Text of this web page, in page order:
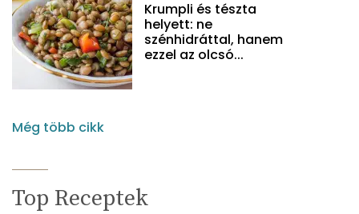
Krumpli és tészta
helyett: ne
szénhidráttal, hanem
ezzel az olcsó...
Még több cikk
Top Receptek